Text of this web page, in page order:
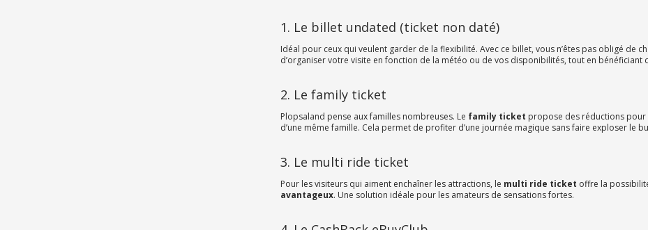
1. Le billet undated (ticket non daté)
Idéal pour ceux qui veulent garder de la flexibilité. Avec ce billet, vous n’êtes pas obligé de
d’organiser votre visite en fonction de la météo ou de vos disponibilités, tout en bénéficiant
2. Le family ticket
Plopsaland pense aux familles nombreuses. Le family ticket propose des réductions
d’une même famille. Cela permet de profiter d’une journée magique sans faire exploser le
3. Le multi ride ticket
Pour les visiteurs qui aiment enchaîner les attractions, le multi ride ticket offre la
avantageux. Une solution idéale pour les amateurs de sensations fortes.